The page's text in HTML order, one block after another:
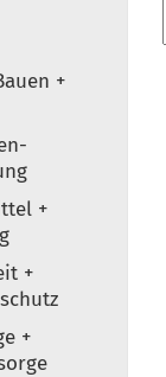
+
+
+
+